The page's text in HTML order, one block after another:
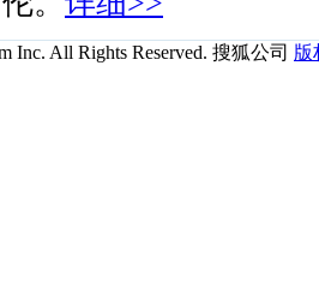
Inc. All Rights Reserved. 搜狐公司 版